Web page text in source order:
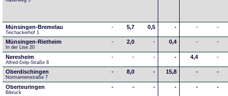
Münsingen-Bremelau
Teichackerhof 1
- 5,7 0,5 - - -
Münsingen-Rietheim
In der Lise 20
- 2,0 - 0,4 - -
Neresheim
Alfred-Delp-Straße 8
- - - - 4,4 -
Oberdischingen
Normannenstraße 7
- 8,0 - 15,8 - -
Oberteuringen
Bibruck
- - - - - -